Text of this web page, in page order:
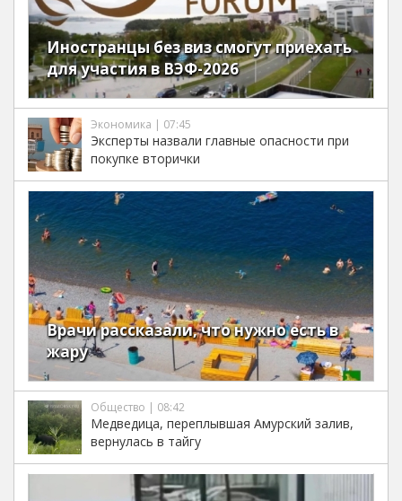
Иностранцы без виз смогут приехать
для участия в ВЭФ-2026
Экономика | 07:45
Эксперты назвали главные опасности при
покупке вторички
Врачи рассказали, что нужно есть в
жару
Общество | 08:42
Медведица, переплывшая Амурский залив,
вернулась в тайгу